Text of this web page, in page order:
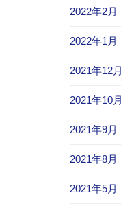
2022年2月
2022年1月
2021年12月
2021年10月
2021年9月
2021年8月
2021年5月